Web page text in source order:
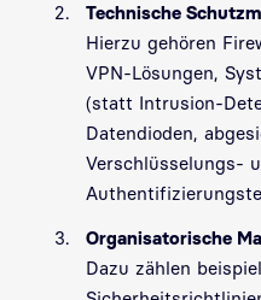
Technische
Hierzu gehören
VPN-Lösungen,
(statt Intrusion-
Datendioden,
Verschlüsselungs-
Organisatorische
Dazu zählen